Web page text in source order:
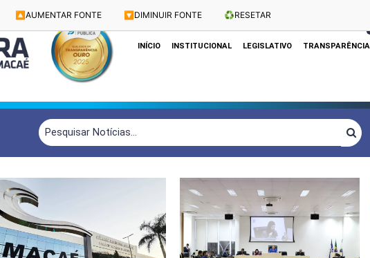
🔼 AUMENTAR FONTE 🔽 DIMINUIR FONTE ♻️RESETAR
Dias e Horários das Sessões: Terças e Quartas às 10h
INÍCIO INSTITUCIONAL LEGISLATIVO TRANSPARÊNCIA